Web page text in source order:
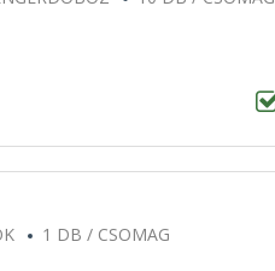
1 DB / CSOMAG